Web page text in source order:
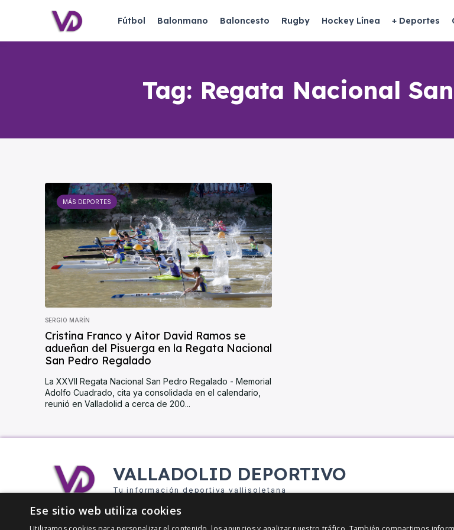
Fútbol Balonmano Baloncesto Rugby Hockey Línea + Deportes
Tag: Regata Nacional
MÁS DEPORTES
SERGIO MARÍN
Cristina Franco y Aitor David Ramos se
adueñan del Pisuerga en la Regata Nacional
San Pedro Regalado
La XXVII Regata Nacional San Pedro Regalado - Memorial
Adolfo Cuadrado, cita ya consolidada en el calendario,
reunió en Valladolid a cerca de 200...
VALLADOLID DEPORTIVO
Tu información deportiva vallisoletana
Ese sitio web utiliza cookies